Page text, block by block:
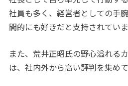
社員も多く、経営者としての手
間的にも好きだと支持されていま
また、荒井正昭氏の野心溢れる
は、社内外から高い評判を集めて